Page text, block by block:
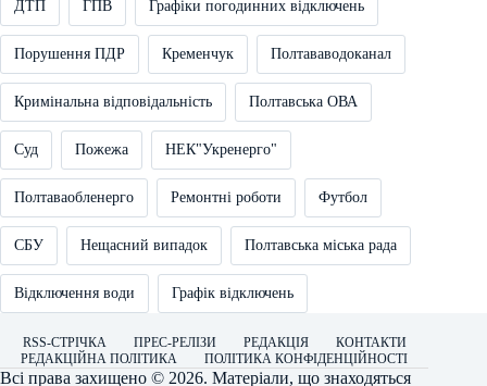
ДТП ГПВ Графіки погодинних відключень
Порушення ПДР Кременчук Полтававодоканал
Кримінальна відповідальність Полтавська ОВА
Суд Пожежа НЕК"Укренерго"
Полтаваобленерго Ремонтні роботи Футбол
СБУ Нещасний випадок Полтавська міська рада
Відключення води Графік відключень
RSS-СТРІЧКА ПРЕС-РЕЛІЗИ РЕДАКЦІЯ
КОНТАКТИ
РЕДАКЦІЙНА ПОЛІТИКА
ПОЛІТИКА КОНФІДЕНЦІЙНОСТІ
Всі права захищено © 2026. Матеріали, що знаходяться